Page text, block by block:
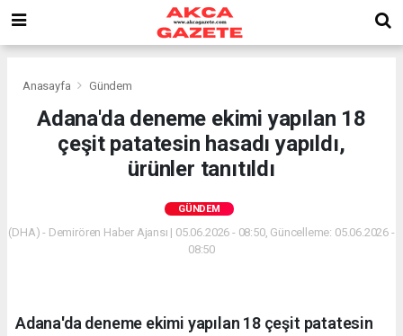
Anasayfa Gündem
Adana'da deneme ekimi yapılan 18
çeşit patatesin hasadı yapıldı,
ürünler tanıtıldı
GÜNDEM
(DHA) - Demirören Haber Ajansı | 05.06.2026 - 08:50, Güncelleme: 05.06.2026 -
08:50
Adana'da deneme ekimi yapılan 18 çeşit patatesin